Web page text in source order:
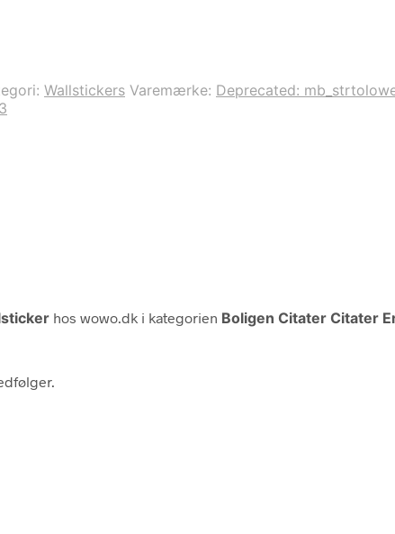
Wallstickers Varemærke: Deprecated:
hos wowo.dk i kategorien Boligen Citater Citater